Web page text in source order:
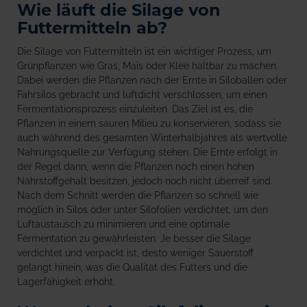
Wie läuft die Silage von
Futtermitteln ab?
Die Silage von Futtermitteln ist ein wichtiger Prozess, um
Grünpflanzen wie Gras, Mais oder Klee haltbar zu machen.
Dabei werden die Pflanzen nach der Ernte in Siloballen oder
Fahrsilos gebracht und luftdicht verschlossen, um einen
Fermentationsprozess einzuleiten. Das Ziel ist es, die
Pflanzen in einem sauren Milieu zu konservieren, sodass sie
auch während des gesamten Winterhalbjahres als wertvolle
Nahrungsquelle zur Verfügung stehen. Die Ernte erfolgt in
der Regel dann, wenn die Pflanzen noch einen hohen
Nährstoffgehalt besitzen, jedoch noch nicht überreif sind.
Nach dem Schnitt werden die Pflanzen so schnell wie
möglich in Silos oder unter Silofolien verdichtet, um den
Luftaustausch zu minimieren und eine optimale
Fermentation zu gewährleisten. Je besser die Silage
verdichtet und verpackt ist, desto weniger Sauerstoff
gelangt hinein, was die Qualität des Futters und die
Lagerfähigkeit erhöht.